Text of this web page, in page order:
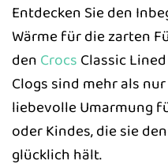
Entdecken Sie den
Wärme für die zarten
den Crocs Classic
Clogs sind mehr als
liebevolle Umarmung
oder Kindes, die sie
glücklich hält.